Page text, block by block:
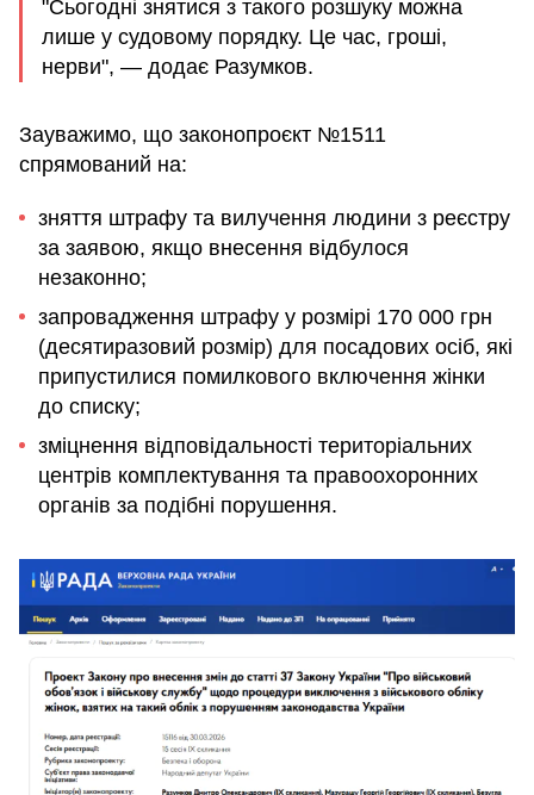
"Сьогодні знятися з такого розшуку можна
лише у судовому порядку. Це час, гроші,
нерви", — додає Разумков.
Зауважимо, що законопроєкт №1511
спрямований на:
зняття штрафу та вилучення людини з реєстру
за заявою, якщо внесення відбулося
незаконно;
запровадження штрафу у розмірі 170 000 грн
(десятиразовий розмір) для посадових осіб, які
припустилися помилкового включення жінки
до списку;
зміцнення відповідальності територіальних
центрів комплектування та правоохоронних
органів за подібні порушення.